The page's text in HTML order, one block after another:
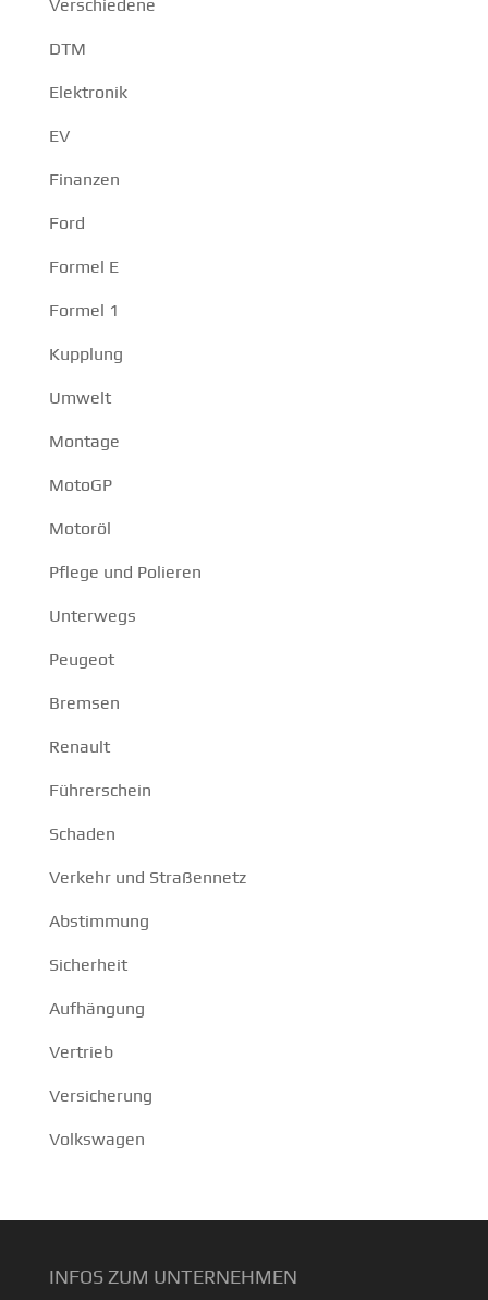
Verschiedene
DTM
Elektronik
EV
Finanzen
Ford
Formel E
Formel 1
Kupplung
Umwelt
Montage
MotoGP
Motoröl
Pflege und Polieren
Unterwegs
Peugeot
Bremsen
Renault
Führerschein
Schaden
Verkehr und Straßennetz
Abstimmung
Sicherheit
Aufhängung
Vertrieb
Versicherung
Volkswagen
INFOS ZUM UNTERNEHMEN